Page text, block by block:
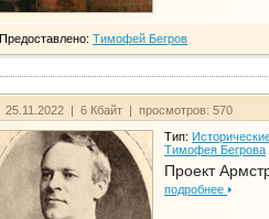
Предоставлено: Тимофей Бегров
25.11.2022 | 6 Кбайт | просмотров: 570
Тип:
Тимофея Бегрова
Проект
подробнее